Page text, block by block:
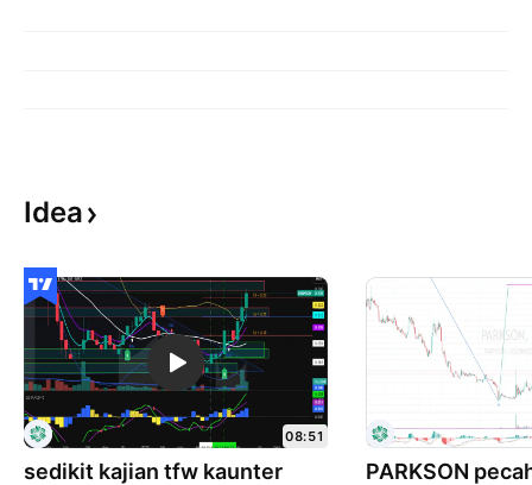
Idea
sedikit kajian tfw kaunter
08:51
PARKSON